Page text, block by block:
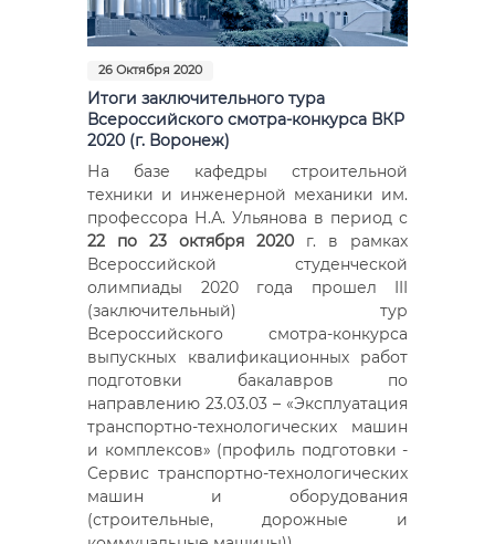
26 Октября 2020
Итоги заключительного тура
Всероссийского смотра-конкурса ВКР
2020 (г. Воронеж)
На базе кафедры строительной
техники и инженерной механики им.
профессора Н.А. Ульянова в период с
22 по 23 октября 2020 г. в рамках
Всероссийской студенческой
олимпиады 2020 года прошел III
(заключительный) тур
Всероссийского смотра-конкурса
выпускных квалификационных работ
подготовки бакалавров по
направлению 23.03.03 – «Эксплуатация
транспортно-технологических машин
и комплексов» (профиль подготовки -
Сервис транспортно-технологических
машин и оборудования
(строительные, дорожные и